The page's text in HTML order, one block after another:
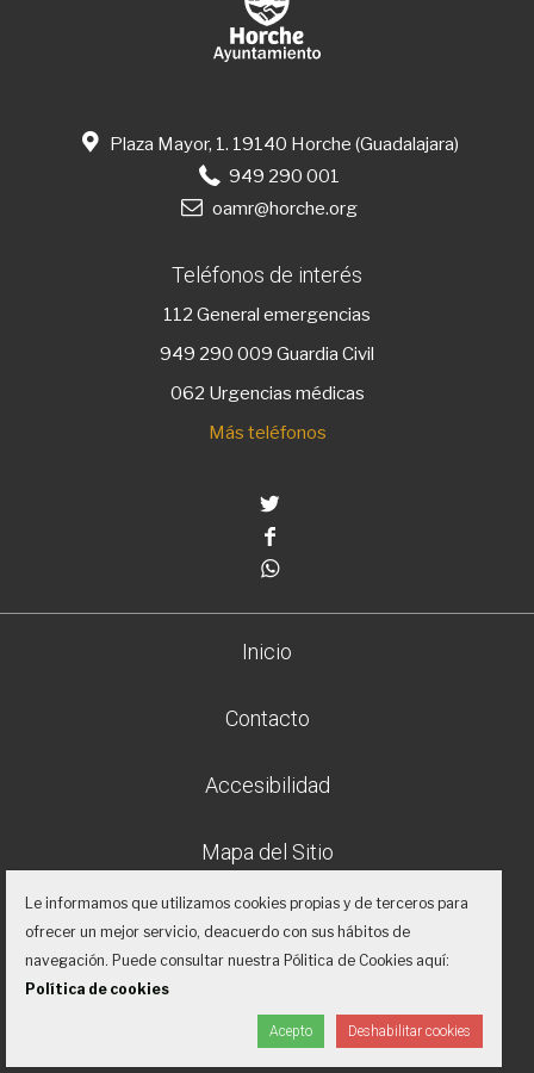
Plaza Mayor, 1. 19140 Horche (Guadalajara)
949 290 001
oamr@horche.org
Teléfonos de interés
112 General emergencias
949 290 009 Guardia Civil
062 Urgencias médicas
Más teléfonos
Inicio
Contacto
Accesibilidad
Mapa del Sitio
Aviso legal
Política de privacidad
Proyecto desarrollado por
Le informamos que utilizamos cookies propias y de terceros para
ofrecer un mejor servicio, deacuerdo con sus hábitos de
navegación. Puede consultar nuestra Pólitica de Cookies aquí:
Política de cookies
Acepto Deshabilitar cookies